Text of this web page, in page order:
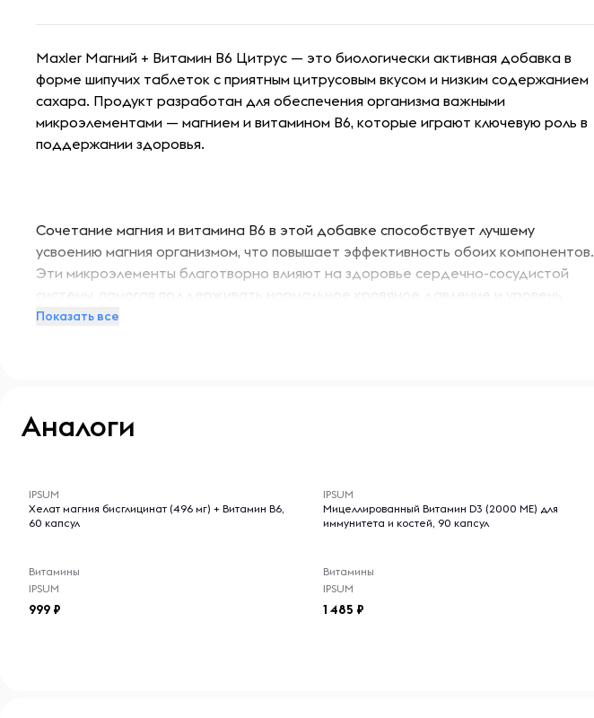
Maxler Магний + Витамин B6 Цитрус — это биологически активная добавка в
форме шипучих таблеток с приятным цитрусовым вкусом и низким содержанием
сахара. Продукт разработан для обеспечения организма важными
микроэлементами — магнием и витамином B6, которые играют ключевую роль в
поддержании здоровья.
Сочетание магния и витамина B6 в этой добавке способствует лучшему
усвоению магния организмом, что повышает эффективность обоих компонентов.
Эти микроэлементы благотворно влияют на здоровье сердечно-сосудистой
жиров в крови. Кроме того, они способствуют контролю уровня сахара в крови и
Магний и витамин B6 также полезны для здоровья мозга и нервной системы. Они
обеспечить организм важными микроэлементами для оптимального здоровья и
является отличным дополнением к ежедневному рациону.
Показать все
Аналоги
IPSUM
Хелат магния бисглицинат (496 мг) + Витамин B6,
60 капсул
Витамины
IPSUM
999
IPSUM
Мицеллированный Витамин D3 (2000 МЕ) для
иммунитета и костей, 90 капсул
Витамины
IPSUM
1 485